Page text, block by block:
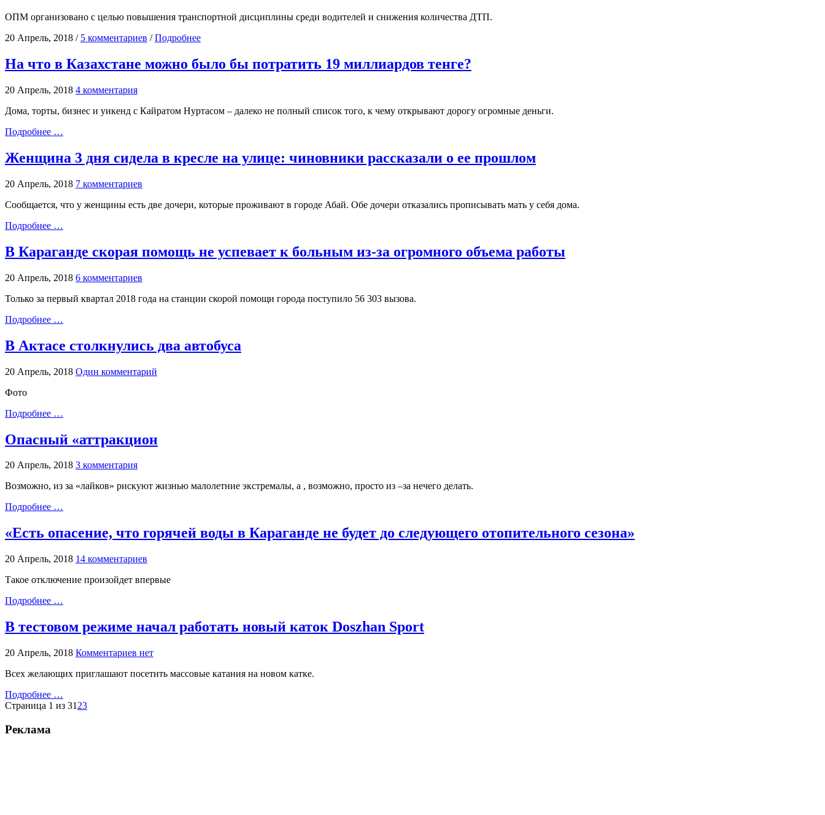
ОПМ организовано с целью повышения транспортной дисциплины среди водителей и снижения количества ДТП.
20 Апрель, 2018 / 5 комментариев /Подробнее
На что в Казахстане можно было бы потратить 19 миллиардов тенге?
20 Апрель, 2018 4 комментария
Дома, торты, бизнес и уикенд с Кайратом Нуртасом – далеко не полный список того, к чему открывают дорогу огромные деньги.
Подробнее …
Женщина 3 дня сидела в кресле на улице: чиновники рассказали о ее прошлом
20 Апрель, 2018 7 комментариев
Сообщается, что у женщины есть две дочери, которые проживают в городе Абай. Обе дочери отказались прописывать мать у себя дома.
Подробнее …
В Караганде скорая помощь не успевает к больным из-за огромного объема работы
20 Апрель, 2018 6 комментариев
Только за первый квартал 2018 года на станции скорой помощи города поступило 56 303 вызова.
Подробнее …
В Актасе столкнулись два автобуса
20 Апрель, 2018 Один комментарий
Фото
Подробнее …
Опасный «аттракцион
20 Апрель, 2018 3 комментария
Возможно, из за «лайков» рискуют жизнью малолетние экстремалы, а , возможно, просто из –за нечего делать.
Подробнее …
«Есть опасение, что горячей воды в Караганде не будет до следующего отопительного сезона»
20 Апрель, 2018 14 комментариев
Такое отключение произойдет впервые
Подробнее …
В тестовом режиме начал работать новый каток Doszhan Sport
20 Апрель, 2018 Комментариев нет
Всех желающих приглашают посетить массовые катания на новом катке.
Подробнее …
Страница 1 из 31 23
Реклама